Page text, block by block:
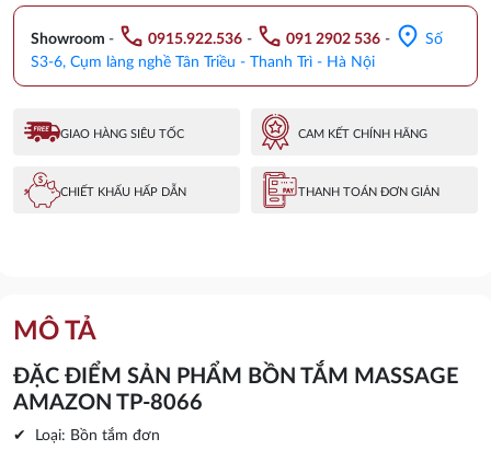
13.900.000 ₫.
AMAZON
TP-
8066
số
Showroom - call 0915.922.536 - call 091 2902 536 - location_on Số
S3-6, Cụm làng nghề Tân Triều - Thanh Trì - Hà Nội
GIAO HÀNG SIÊU TỐC CAM KẾT CHÍNH HÃNG
CHIẾT KHẤU HẤP DẪN THANH TOÁN ĐƠN GIẢN
MÔ TẢ
ĐẶC ĐIỂM SẢN PHẨM BỒN TẮM MASSAGE
AMAZON TP-8066
✔ Loại: Bồn tắm đơn